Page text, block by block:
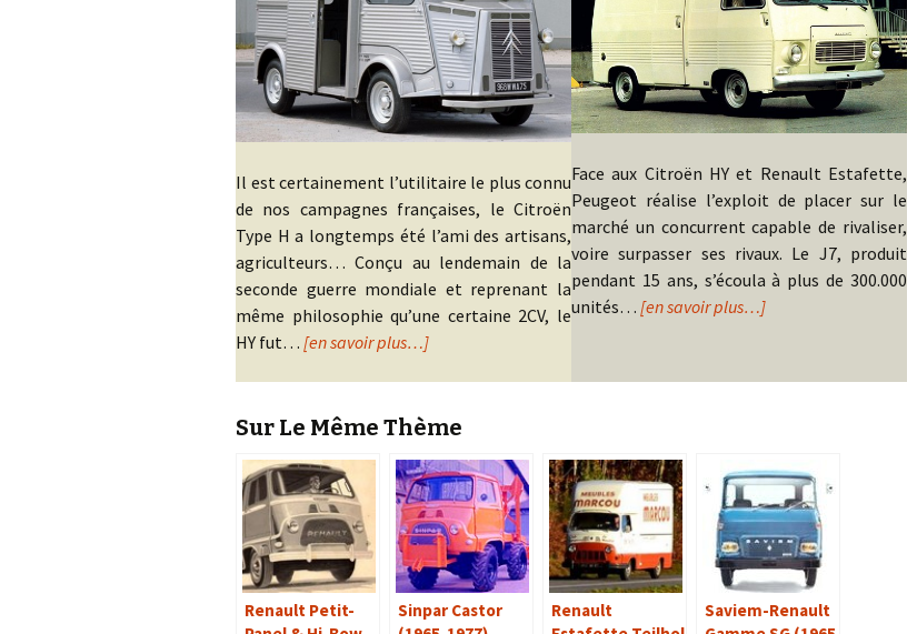
Il est certainement l’utilitaire le plus connu
de nos campagnes françaises, le Citroën
Type H a longtemps été l’ami des artisans,
agriculteurs… Conçu au lendemain de la
seconde guerre mondiale et reprenant la
même philosophie qu’une certaine 2CV, le
HY fut… [en savoir plus…]
Face aux Citroën HY et Renault Estafette,
Peugeot réalise l’exploit de placer sur le
marché un concurrent capable de rivaliser,
voire surpasser ses rivaux. Le J7, produit
pendant 15 ans, s’écoula à plus de 300.000
unités… [en savoir plus…]
Sur Le Même Thème
Renault Petit-
Sinpar Castor
Renault
Saviem-Renault